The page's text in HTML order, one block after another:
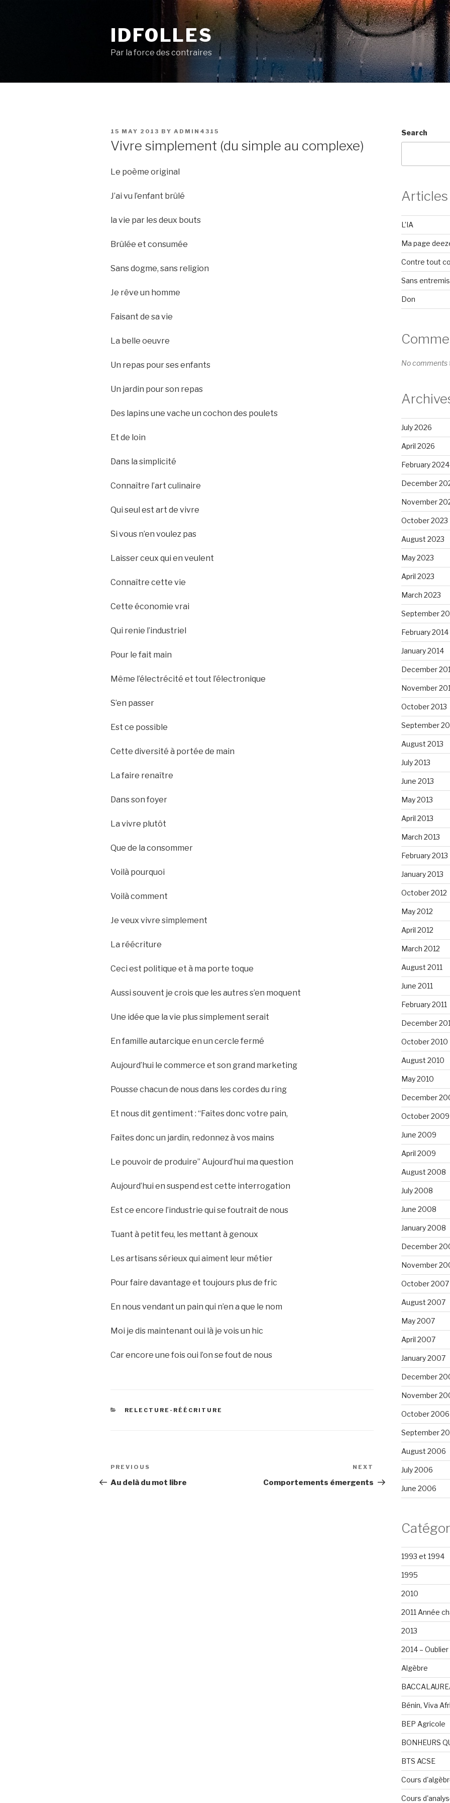
IDFOLLES
Par la force des contraires
POSTED
15 MAY 2013 BY ADMIN4315
Vivre simplement (du simple au complexe)
Le poème original
J’ai vu l’enfant brûlé
la vie par les deux bouts
Brûlée et consumée
Sans dogme, sans religion
Je rêve un homme
Faisant de sa vie
La belle oeuvre
Un repas pour ses enfants
Un jardin pour son repas
Des lapins une vache un cochon des poulets
Et de loin
Dans la simplicité
Connaître l’art culinaire
Qui seul est art de vivre
Si vous n’en voulez pas
Laisser ceux qui en veulent
Connaître cette vie
Cette économie vrai
Qui renie l’industriel
Pour le fait main
Même l’électrécité et tout l’électronique
S’en passer
Est ce possible
Cette diversité à portée de main
La faire renaître
Dans son foyer
La vivre plutôt
Que de la consommer
Voilà pourquoi
Voilà comment
Je veux vivre simplement
La réécriture
Ceci est politique et à ma porte toque
Aussi souvent je crois que les autres s’en moquent
Une idée que la vie plus simplement serait
En famille autarcique en un cercle fermé
Aujourd’hui le commerce et son grand marketing
Pousse chacun de nous dans les cordes du ring
Et nous dit gentiment : “Faîtes donc votre pain,
Faîtes donc un jardin, redonnez à vos mains
Le pouvoir de produire” Aujourd’hui ma question
Aujourd’hui en suspend est cette interrogation
Est ce encore l’industrie qui se foutrait de nous
Tuant à petit feu, les mettant à genoux
Les artisans sérieux qui aiment leur métier
Pour faire davantage et toujours plus de fric
En nous vendant un pain qui n’en a que le nom
Moi je dis maintenant oui là je vois un hic
Car encore une fois oui l’on se fout de nous
CATEGORIES
RELECTURE-RÉÉCRITURE
Post
navigation
Previous
Post
PREVIOUS
Au delà du mot libre
Post
NEXT
Comportements émergents
Search
L’IA
Ma page
Contre tout
Sans
Don
No comments
July 2026
April 2026
February 2024
December
November
October 2023
August 2023
May 2023
April 2023
March 2023
September
February 2014
January 2014
December
November
October 2013
September
August 2013
July 2013
June 2013
May 2013
April 2013
March 2013
February 2013
January 2013
October 2012
May 2012
April 2012
March 2012
August 2011
June 2011
February 2011
December
October 2010
August 2010
May 2010
December
October 2009
June 2009
April 2009
August 2008
July 2008
June 2008
January 2008
December
November
October 2007
August 2007
May 2007
April 2007
January 2007
December
November
October 2006
September
August 2006
July 2006
June 2006
1993 et 1994
1995
2010
2011 Année
2013
2014 –
Algèbre
Bénin, Viva
BEP Agricole
BONHEURS
BTS ACSE
Cours
Cours